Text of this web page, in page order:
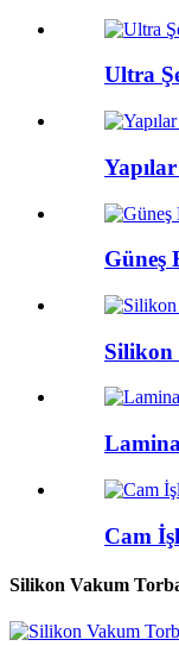
Ultra
Güneş
Silikon
Cam
Silikon Vakum